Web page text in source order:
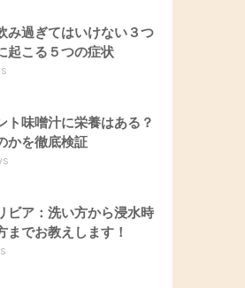
み過ぎてはいけない３つ
起こる５つの症状
ト味噌汁に栄養はある？
かを徹底検証
ビア：洗い方から浸水時
までお教えします！